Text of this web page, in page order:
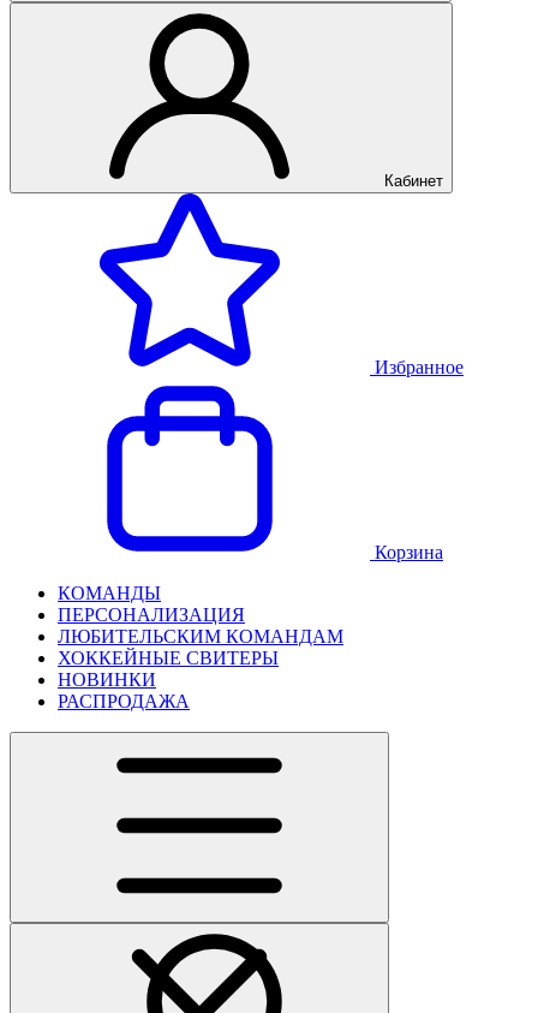
Кабинет
Избранное
Корзина
КОМАНДЫ
ПЕРСОНАЛИЗАЦИЯ
ЛЮБИТЕЛЬСКИМ КОМАНДАМ
ХОККЕЙНЫЕ СВИТЕРЫ
НОВИНКИ
РАСПРОДАЖА